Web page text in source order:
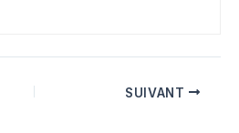
SUIVANT